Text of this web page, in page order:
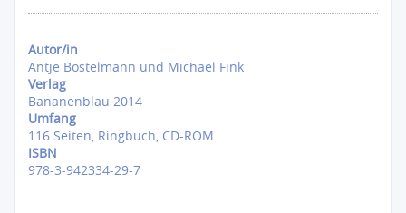
Autor/in
Antje Bostelmann und Michael Fink
Verlag
Bananenblau 2014
Umfang
116 Seiten, Ringbuch, CD-ROM
ISBN
978-3-942334-29-7